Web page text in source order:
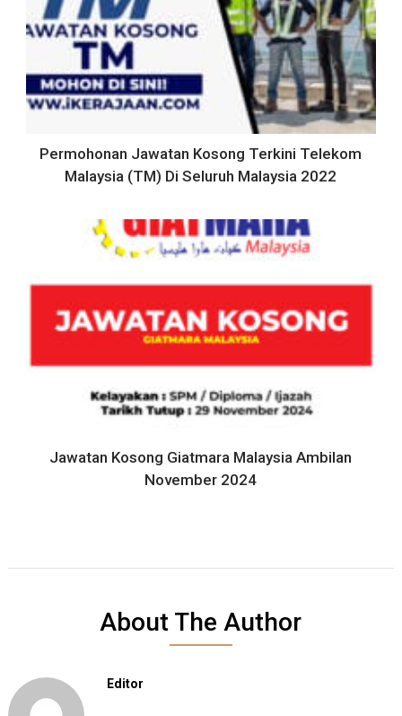
Permohonan Jawatan Kosong Terkini Telekom
Malaysia (TM) Di Seluruh Malaysia 2022
Jawatan Kosong Giatmara Malaysia Ambilan
November 2024
About The Author
Editor